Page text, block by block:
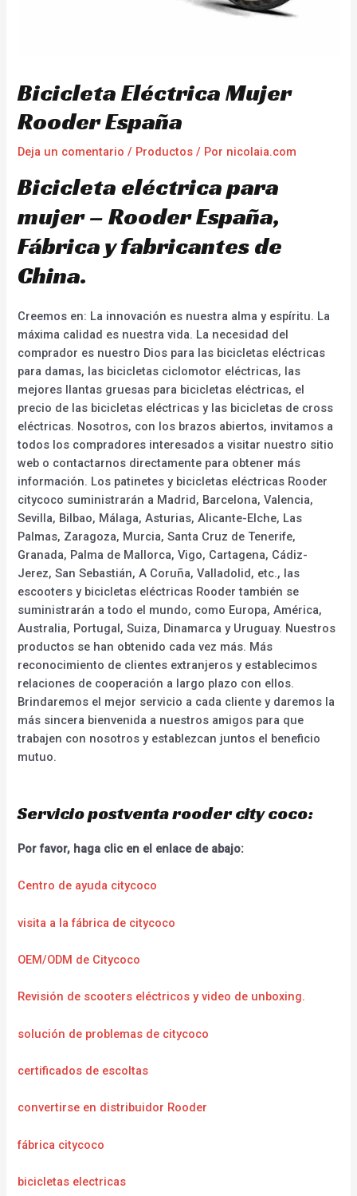
Bicicleta Eléctrica Mujer
Rooder España
Deja un comentario / Productos / Por nicolaia.com
Bicicleta eléctrica para
mujer – Rooder España,
Fábrica y fabricantes de
China.
Creemos en: La innovación es nuestra alma y espíritu. La
máxima calidad es nuestra vida. La necesidad del
comprador es nuestro Dios para las bicicletas eléctricas
para damas, las bicicletas ciclomotor eléctricas, las
mejores llantas gruesas para bicicletas eléctricas, el
precio de las bicicletas eléctricas y las bicicletas de cross
eléctricas. Nosotros, con los brazos abiertos, invitamos a
todos los compradores interesados a visitar nuestro sitio
web o contactarnos directamente para obtener más
información. Los patinetes y bicicletas eléctricas Rooder
citycoco suministrarán a Madrid, Barcelona, Valencia,
Sevilla, Bilbao, Málaga, Asturias, Alicante-Elche, Las
Palmas, Zaragoza, Murcia, Santa Cruz de Tenerife,
Granada, Palma de Mallorca, Vigo, Cartagena, Cádiz-
Jerez, San Sebastián, A Coruña, Valladolid, etc., las
escooters y bicicletas eléctricas Rooder también se
suministrarán a todo el mundo, como Europa, América,
Australia, Portugal, Suiza, Dinamarca y Uruguay. Nuestros
productos se han obtenido cada vez más. Más
reconocimiento de clientes extranjeros y establecimos
relaciones de cooperación a largo plazo con ellos.
Brindaremos el mejor servicio a cada cliente y daremos la
más sincera bienvenida a nuestros amigos para que
trabajen con nosotros y establezcan juntos el beneficio
mutuo.
Servicio postventa rooder city coco:
Por favor, haga clic en el enlace de abajo:
Centro de ayuda citycoco
visita a la fábrica de citycoco
OEM/ODM de Citycoco
Revisión de scooters eléctricos y video de unboxing.
solución de problemas de citycoco
certificados de escoltas
convertirse en distribuidor Rooder
fábrica citycoco
bicicletas electricas